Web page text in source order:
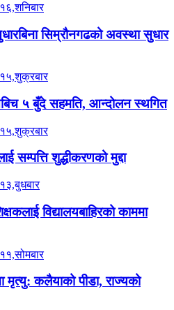
सिम्रौनगढको अवस्था सुधार
५ बुँदे सहमति, आन्दोलन स्थगित
सम्पत्ति शुद्धीकरणको मुद्दा
विद्यालयबाहिरको काममा
मृत्यु: कलैयाको पीडा, राज्यको